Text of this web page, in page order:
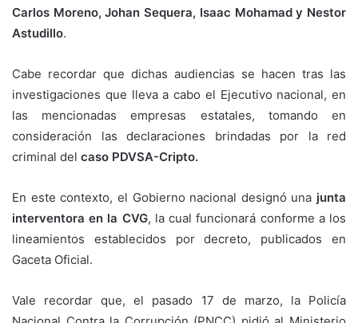
Carlos Moreno, Johan Sequera, Isaac Mohamad y Nestor
Astudillo.
Cabe recordar que dichas audiencias se hacen tras las
investigaciones que lleva a cabo el Ejecutivo nacional, en
las mencionadas empresas estatales, tomando en
consideración las declaraciones brindadas por la red
criminal del caso PDVSA-Cripto.
En este contexto, el Gobierno nacional designó una junta
interventora en la CVG, la cual funcionará conforme a los
lineamientos establecidos por decreto, publicados en
Gaceta Oficial.
Vale recordar que, el pasado 17 de marzo, la Policía